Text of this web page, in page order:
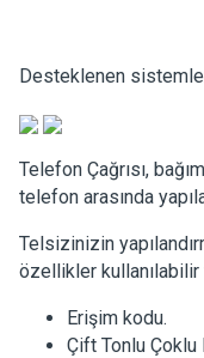
Desteklenen
Telefon Çağrısı,
telefon arasında
Telsizinizin
özellikler kullanılabilir
Erişim kodu.
Çift Tonlu Çoklu